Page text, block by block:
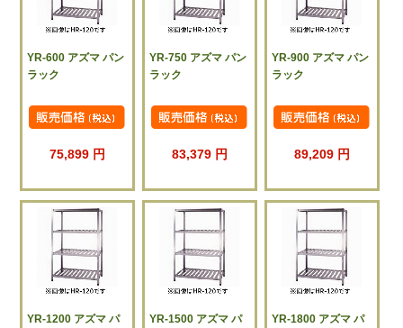
YR-600 アズマ パン
ラック
75,899 円
YR-750 アズマ パン
ラック
83,379 円
YR-900 アズマ パン
ラック
89,209 円
YR-1200 アズマ パ
YR-1500 アズマ パ
YR-1800 アズマ パ